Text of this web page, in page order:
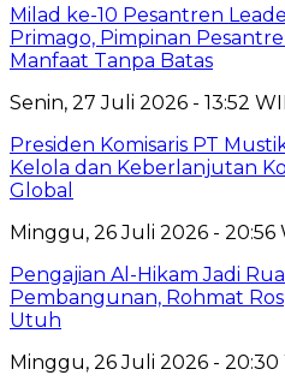
Milad ke-10 Pesantren
Primago, Pimpinan
Manfaat Tanpa Batas
Senin, 27 Juli 2026 - 13:52
Presiden Komisaris PT
Kelola dan Keberlanjutan
Global
Minggu, 26 Juli 2026 - 20:56
Pengajian Al-Hikam Jadi
Pembangunan, Rohmat
Utuh
Minggu, 26 Juli 2026 - 20:30